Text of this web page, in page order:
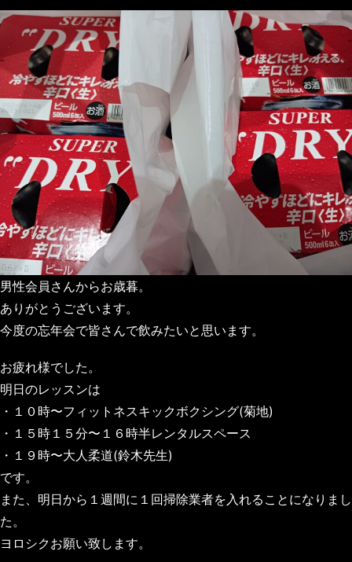
男性会員さんからお歳暮。
ありがとうございます。
今度の忘年会で皆さんで飲みたいと思います。
お疲れ様でした。
明日のレッスンは
・１０時〜フィットネスキックボクシング(菊地)
・１５時１５分〜１６時半レンタルスペース
・１９時〜大人柔道(鈴木先生)
です。
また、明日から１週間に１回掃除業者を入れることになりまし
た。
ヨロシクお願い致します。